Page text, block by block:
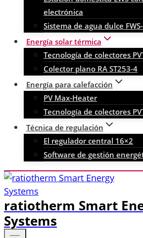
electrónica
Sistema de agua dulce
Energía solar térmica
Tecnología de colectores
Colector plano RA ST253-4
Energía para calefacción
PV Max-Heater
Tecnología de colectores
Técnica de regulación
El regulador central 16×2
Software de gestión
ratiotherm Smart
Systems